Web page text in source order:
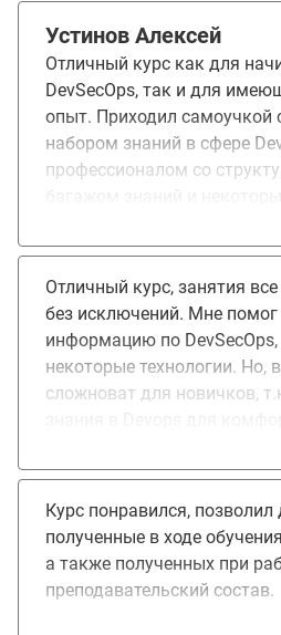
Устинов Алексей
Отличный курс как для
DevSecOps, так и для
опыт. Приходил самоучкой
набором знаний в сфере
профессионалом со
DevSecOps :)
Отличный курс, занятия
без исключений. Мне
информацию по DevSecOps,
некоторые технологии. Но,
сложноват для новичков,
Курс понравился,
полученные в ходе
а также полученных при
преподавательский состав.